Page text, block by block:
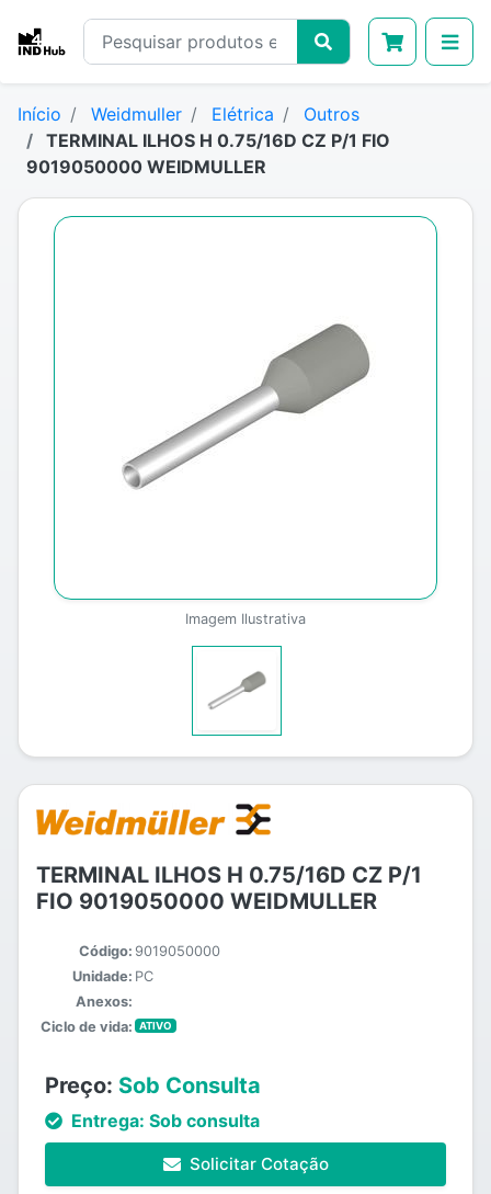
Início Weidmuller Elétrica
Outros
TERMINAL ILHOS H 0.75/16D CZ P/1 FIO
9019050000 WEIDMULLER
Imagem Ilustrativa
TERMINAL ILHOS H 0.75/16D CZ P/1
FIO 9019050000 WEIDMULLER
Código: 9019050000
Unidade: PC
Anexos:
Ciclo de vida:
ATIVO
Preço: Sob Consulta
Entrega: Sob consulta
Solicitar Cotação